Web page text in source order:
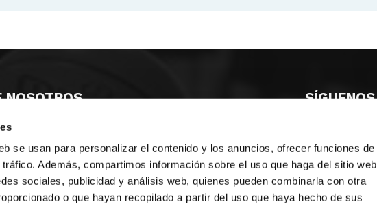
se usan para personalizar el contenido y los anuncios, ofrecer funciones de
Además, compartimos información sobre el uso que haga del sitio web
sociales, publicidad y análisis web, quienes pueden combinarla con otra
o que hayan recopilado a partir del uso que haya hecho de sus
NOSOTROS
MONESTIR DE POBLET 14 1ª 3º
CIUDAD DE MATANZAS 12
fbcv@fbcv.es
SÍGUENOS